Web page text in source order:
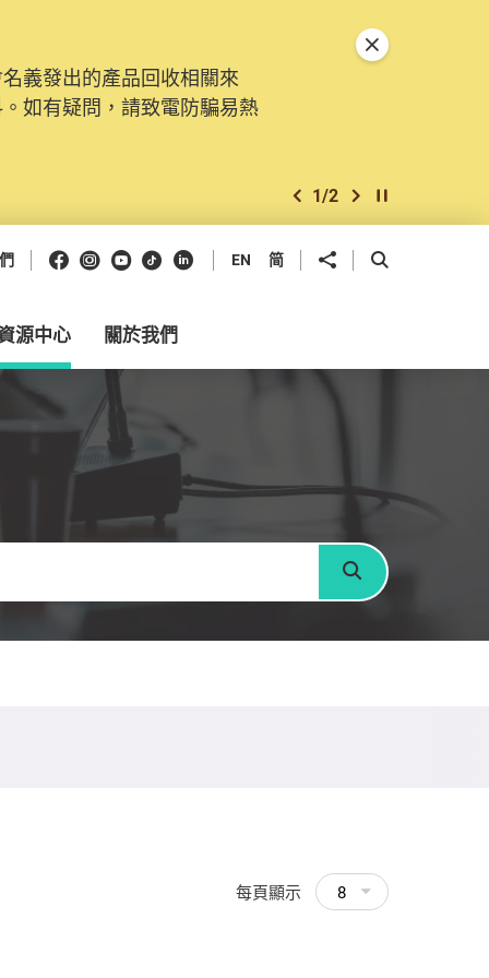
義發出的產品回收相關來
如有疑問，請致電防騙易熱
。由2025年11月10日起，
訴、查詢及建議。所有提交
上一個
2/2 下一個開始/暫停幻燈
關閉特別通告
Facebook
Instagram
Youtube
抖音領英 EN 简 分享到 開啟搜尋框
源中心 關於我們
搜尋
每頁顯示 8